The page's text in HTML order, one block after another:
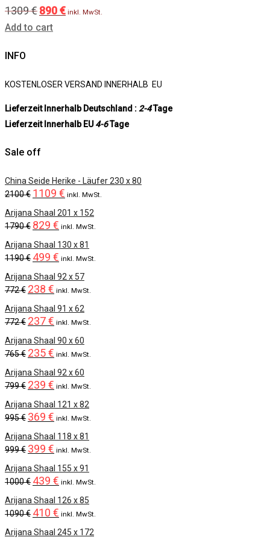
1309€ Original
price
890€Current
inkl. MwSt.
Add to cart
INFO
KOSTENLOSER VERSAND INNERHALB EU
Lieferzeit Innerhalb Deutschland :2-4Tage
Lieferzeit Innerhalb EU4-6Tage
Sale off
China Seide Herike - Läufer 230 x 80
2100€ Original
price
was:
2100 €.
1109 € Current
price
is:
1109 €.
inkl. MwSt.
Arijana Shaal 201 x 152
1790€ Original
price
was:
1790 €.
829 € Current
price
is:
829 €.
inkl. MwSt.
Arijana Shaal 130 x 81
1190€ Original
price
was:
1190 €.
499 € Current
price
is:
499 €.
inkl. MwSt.
Arijana Shaal 92 x 57
772€ Original
price
was:
772 €.
238 € Current
price
is:
238 €.
inkl. MwSt.
Arijana Shaal 91 x 62
772€ Original
price
was:
772 €.
237€ Current
price
is:
237 €.
inkl. MwSt.
Arijana Shaal 90 x 60
765€ Original
price
was:
765 €.
235€ Current
price
is:
235 €.
inkl. MwSt.
Arijana Shaal 92 x 60
799€ Original
price
was:
799 €.
239 € Current
price
is:
239 €.
inkl. MwSt.
Arijana Shaal 121 x 82
995€ Original
price
was:
995 €.
369 € Current
price
is:
369 €.
inkl. MwSt.
Arijana Shaal 118 x 81
999€ Original
price
was:
999 €.
399 € Current
price
is:
399 €.
inkl. MwSt.
Arijana Shaal 155 x 91
1000€ Original
price
was:
1000 €.
439 € Current
price
is:
439 €.
inkl. MwSt.
Arijana Shaal 126 x 85
1090€ Original
price
410 € Current
price
inkl. MwSt.
Arijana Shaal 245 x 172